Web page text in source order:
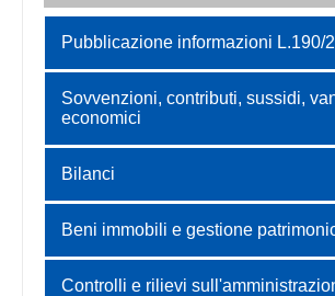
Pubblicazione informazioni L.190/
Sovvenzioni, contributi, sussidi,
economici
Bilanci
Beni immobili e gestione
Controlli e rilievi